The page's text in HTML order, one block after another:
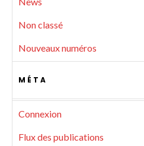
Non classé
Nouveaux numéros
MÉTA
Connexion
Flux des publications